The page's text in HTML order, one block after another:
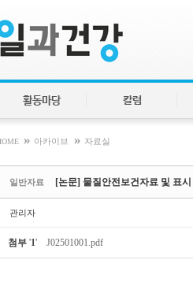
활동마당 칼럼
» 아카이브 » 자료실
일반자료 [논문] 물질안전보건자료 및 표
관리자
첨부 '1' J02501001.pdf